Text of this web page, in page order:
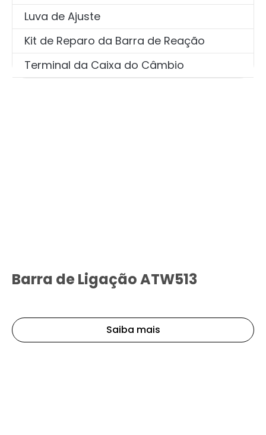
Luva de Ajuste
Kit de Reparo da Barra de Reação
Terminal da Caixa do Câmbio
Barra de Ligação ATW513
Saiba mais